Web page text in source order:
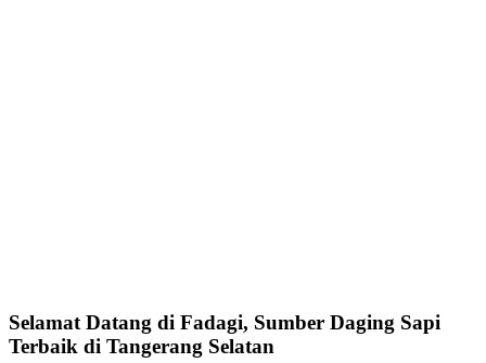
Selamat Datang di Fadagi, Sumber Daging Sapi
Terbaik di Tangerang Selatan